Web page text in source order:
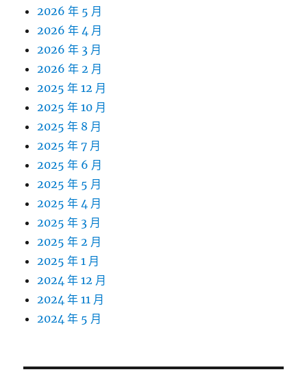
2026 年 5 月
2026 年 4 月
2026 年 3 月
2026 年 2 月
2025 年 12 月
2025 年 10 月
2025 年 8 月
2025 年 7 月
2025 年 6 月
2025 年 5 月
2025 年 4 月
2025 年 3 月
2025 年 2 月
2025 年 1 月
2024 年 12 月
2024 年 11 月
2024 年 5 月